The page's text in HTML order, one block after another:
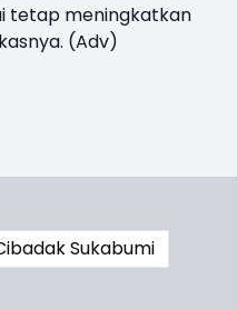
tetap meningkatkan
(Adv)
Sukabumi